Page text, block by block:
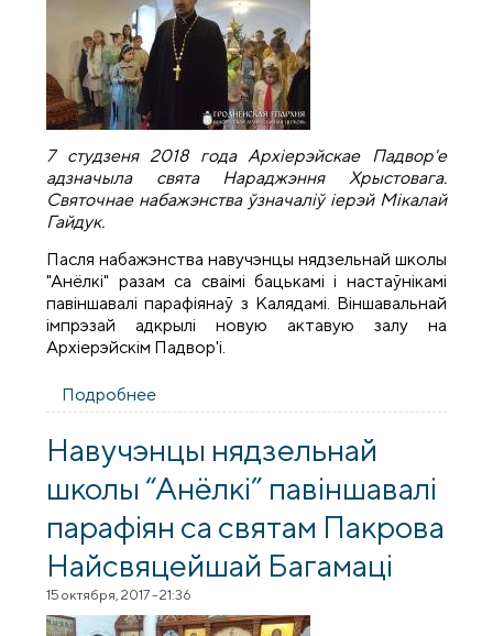
7 студзеня 2018 года Архіерэйскае Падвор'е
адзначыла свята Нараджэння Хрыстовага.
Святочнае набажэнства ўзначаліў іерэй Мікалай
Гайдук.
Пасля набажэнства навучэнцы нядзельнай школы
"Анёлкі" разам са сваімі бацькамі і настаўнікамі
павіншавалі парафіянаў з Калядамі. Віншавальнай
імпрэзай адкрылі новую актавую залу на
Архіерэйскім Падвор'і.
Подробнее
дамавой царкве Архіерэйскага Падвор'я
Навучэнцы нядзельнай
школы “Анёлкі” павіншавалі
парафіян са святам Пакрова
Найсвяцейшай Багамаці
15 октября, 2017 - 21:36